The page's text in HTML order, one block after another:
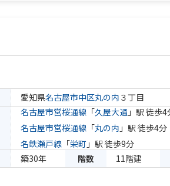
愛知県名古屋市中区丸の内 ３丁目
名古屋市営桜通線 「久屋大通 」駅 徒歩4
名古屋市営桜通線 「丸の内 」駅 徒歩4分
名鉄瀬戸線 「栄町 」駅 徒歩9分
築30年 階数 11階建